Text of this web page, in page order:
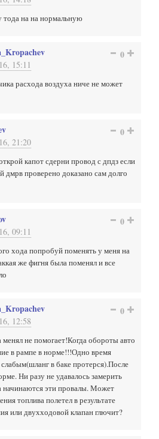
тода на на нормальную
15:11
0
расхода воздуха ниче не может
21:20
0
капот сдерни провод с дпдз если
дмрв проверено доказано сам долго
09:11
0
хода попробуй поменять у меня на
же фигня была поменял и все
12:58
0
не помогает!Когда обороты авто
в рампе в норме!!!Одно время
в баке протерся).После
Ни разу не удавалось замерить
начинаются эти провалы. Может
топлива полетел в результате
или двухходовой клапан глючит?